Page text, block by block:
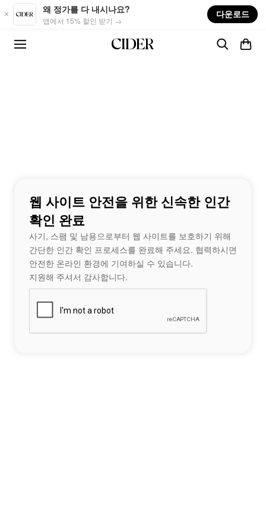
Skip to main content
왜 정가를 다 내시나요?
앱에서 15% 할인 받기 →
다운로드
웹 사이트 안전을 위한 신속한 인간
확인 완료
사기, 스팸 및 남용으로부터 웹 사이트를 보호하기 위해
간단한 인간 확인 프로세스를 완료해 주세요. 협력하시면
안전한 온라인 환경에 기여하실 수 있습니다.
지원해 주셔서 감사합니다.